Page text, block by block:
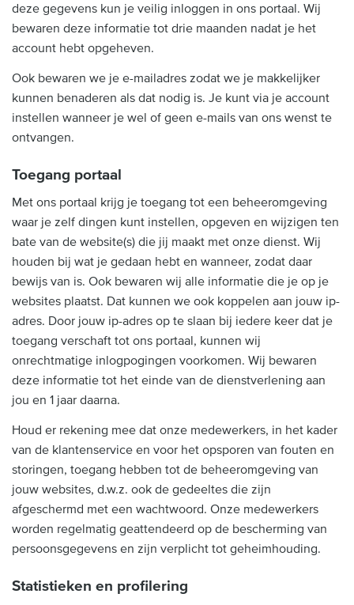
deze gegevens kun je veilig inloggen in ons portaal. Wij
bewaren deze informatie tot drie maanden nadat je het
account hebt opgeheven.
Ook bewaren we je e-mailadres zodat we je makkelijker
kunnen benaderen als dat nodig is. Je kunt via je account
instellen wanneer je wel of geen e-mails van ons wenst te
ontvangen.
Toegang portaal
Met ons portaal krijg je toegang tot een beheeromgeving
waar je zelf dingen kunt instellen, opgeven en wijzigen ten
bate van de website(s) die jij maakt met onze dienst. Wij
houden bij wat je gedaan hebt en wanneer, zodat daar
bewijs van is. Ook bewaren wij alle informatie die je op je
websites plaatst. Dat kunnen we ook koppelen aan jouw ip-
adres. Door jouw ip-adres op te slaan bij iedere keer dat je
toegang verschaft tot ons portaal, kunnen wij
onrechtmatige inlogpogingen voorkomen. Wij bewaren
deze informatie tot het einde van de dienstverlening aan
jou en 1 jaar daarna.
Houd er rekening mee dat onze medewerkers, in het kader
van de klantenservice en voor het opsporen van fouten en
storingen, toegang hebben tot de beheeromgeving van
jouw websites, d.w.z. ook de gedeeltes die zijn
afgeschermd met een wachtwoord. Onze medewerkers
worden regelmatig geattendeerd op de bescherming van
persoonsgegevens en zijn verplicht tot geheimhouding.
Statistieken en profilering